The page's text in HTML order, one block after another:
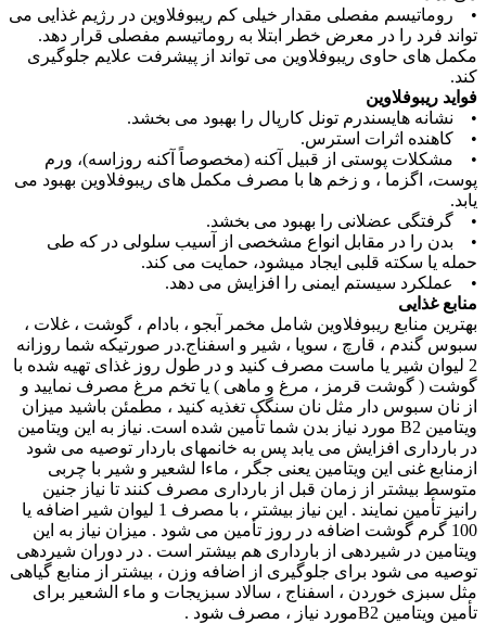
• روماتیسم مفصلی مقدار خیلی کم ریبوفلاوین در رژیم غذایی می
تواند فرد را در معرض خطر ابتلا به روماتیسم مفصلی قرار دهد.
مکمل های حاوی ریبوفلاوین می تواند از پیشرفت علایم جلوگیری
کند.
فواید ریبوفلاوین
• نشانه هایسندرم تونل کارپال را بهبود می بخشد.
• کاهنده اثرات استرس.
• مشکلات پوستی از قبیل آکنه (مخصوصاً آکنه روزاسه)، ورم
پوست، اگزما ، و زخم ها با مصرف مکمل های ریبوفلاوین بهبود می
یابد.
• گرفتگی عضلانی را بهبود می بخشد.
• بدن را در مقابل انواع مشخصی از آسیب سلولی در که طی
حمله یا سکته قلبی ایجاد میشود، حمایت می کند.
• عملکرد سیستم ایمنی را افزایش می دهد.
منابع غذایی
بهترین منابع ریبوفلاوین شامل مخمر آبجو ، بادام ، گوشت ، غلات ،
سبوس گندم ، قارچ ، سویا ، شیر و اسفناج.در صورتیکه شما روزانه
2 لیوان شیر یا ماست مصرف کنید و در طول روز غذای تهیه شده با
گوشت ( گوشت قرمز ، مرغ و ماهی ) یا تخم مرغ مصرف نمایید و
از نان سبوس دار مثل نان سنگک تغذیه کنید ، مطمئن باشید میزان
ویتامین B2 مورد نیاز بدن شما تأمین شده است. نیاز به این ویتامین
در بارداری افزایش می یابد پس به خانمهای باردار توصیه می شود
ازمنابع غنی این ویتامین یعنی جگر ، ماءا لشعیر و شیر با چربی
متوسط بیشتر از زمان قبل از بارداری مصرف کنند تا نیاز جنین
رانیز تأمین نمایند . این نیاز بیشتر ، با مصرف 1 لیوان شیر اضافه یا
100 گرم گوشت اضافه در روز تأمین می شود . میزان نیاز به این
ویتامین در شیردهی از بارداری هم بیشتر است . در دوران شیردهی
توصیه می شود برای جلوگیری از اضافه وزن ، بیشتر از منابع گیاهی
مثل سبزی خوردن ، اسفناج ، سالاد سبزیجات و ماء الشعیر برای
تأمین ویتامین B2مورد نیاز ، مصرف شود .